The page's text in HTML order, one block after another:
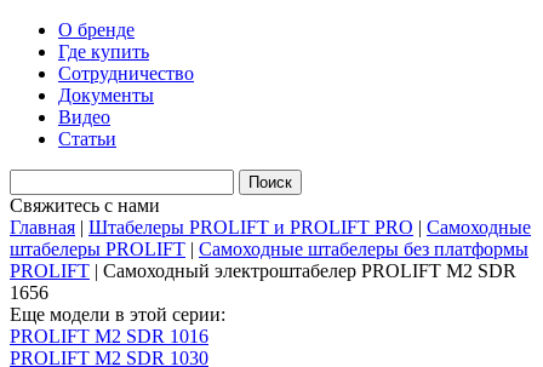
О бренде
Где купить
Сотрудничество
Документы
Видео
Статьи
Свяжитесь с нами
Главная | Штабелеры PROLIFT и PROLIFT PRO | Самоходные
штабелеры PROLIFT | Самоходные штабелеры без платформы
PROLIFT | Самоходный электроштабелер PROLIFT M2 SDR
1656
Еще модели в этой серии:
PROLIFT M2 SDR 1016
PROLIFT M2 SDR 1030